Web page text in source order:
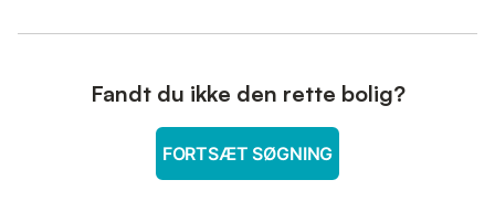
Fandt du ikke den rette bolig?
FORTSÆT SØGNING